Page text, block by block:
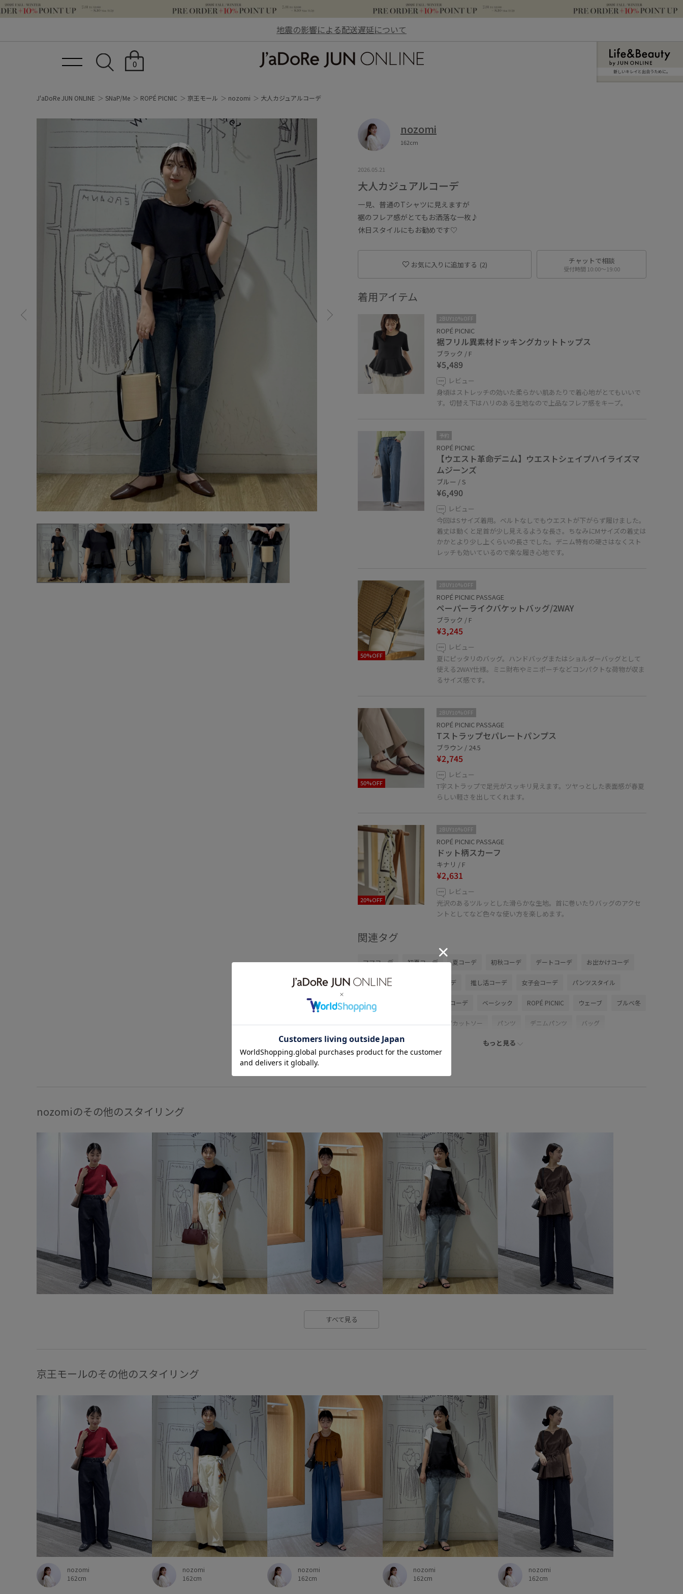
地震の影響による配送遅延について
0
新しいキレイと出合うために。
J'aDoRe JUN ONLINE SNaP/Me ROPÉ PICNIC 京王モール nozomi 大人カジュアルコーデ
nozomi
162cm
2026.05.21
大人カジュアルコーデ
一見、普通のTシャツに見えますが
裾のフレア感がとてもお洒落な一枚♪
休日スタイルにもお勧めです♡
お気に入りに追加する (2) チャットで相談
受付時間 10:00〜19:00
着用アイテム
2BUY10%OFF
ROPÉ PICNIC
裾フリル異素材ドッキングカットトップス
ブラック / F
¥5,489
レビュー
身頃はストレッチの効いた柔らかい肌あたりで着心地がとてもいいで
す。切替え下はハリのある生地なので上品なフレア感をキープ。
予約
ROPÉ PICNIC
【ウエスト革命デニム】ウエストシェイプハイライズマ
ムジーンズ
ブルー / S
¥6,490
レビュー
今回はSサイズ着用。ベルトなしでもウエストが下がらず履けました。
着丈は動くと足首が少し見えるような長さ。ちなみにMサイズの着丈は
かかとより少し上くらいの長さでした。デニム特有の硬さはなくスト
レッチも効いているので楽な履き心地です。
50%OFF
2BUY10%OFF
ROPÉ PICNIC PASSAGE
ペーパーライクバケットバッグ/2WAY
ブラック / F
¥3,245
レビュー
夏にピッタリのバッグ。ハンドバッグまたはショルダーバッグとして
使える2WAY仕様。ミニ財布やミニポーチなどコンパクトな荷物が収ま
るサイズ感です。
50%OFF
2BUY10%OFF
ROPÉ PICNIC PASSAGE
Tストラップセパレートパンプス
ブラウン / 24.5
¥2,745
レビュー
T字ストラップで足元がスッキリ見えます。ツヤっとした表面感が春夏
らしい軽さを出してくれます。
20%OFF
2BUY10%OFF
ROPÉ PICNIC PASSAGE
ドット柄スカーフ
キナリ / F
¥2,631
レビュー
光沢のあるツルッとした滑らかな生地。首に巻いたりバッグのアクセ
ントとしてなど色々な使い方を楽しめます。
関連タグ
ママコーデ 初夏コーデ 夏コーデ 初秋コーデ デートコーデ お出かけコーデ
旅行コーデ アウトドアコーデ 推し活コーデ 女子会コーデ パンツスタイル
カジュアルコーデ シンプルコーデ ベーシック ROPÉ PICNIC ウェーブ ブルべ冬
乾燥 トップス Tシャツ/カットソー パンツ デニムパンツ バッグ
ハンドバッグ 財布/小物
クーポン対象商品 ゴム仕様 サンダル シルエットがきれい
シンプルなニット ジャケット ジーンズ スッキリ
タイツ チュール デニムに合わせる
ドット柄 ニット ハイウエスト ハイライズ ハリ感
バランスが取りやすい ビスチェ ブランドロゴ
ヘンリーネック ベルト ポンチ素材
レイヤード風 上品 伸縮性
定番 布帛 快適 快適なはき心地
脚長効果
もっと見る
nozomiのその他のスタイリング
すべて見る
京王モールのその他のスタイリング
nozomi
162cm
nozomi
162cm
nozomi
162cm
nozomi
162cm
nozomi
162cm